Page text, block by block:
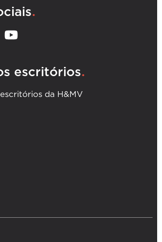
.
escritórios.
da H&MV